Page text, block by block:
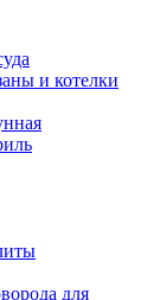
и котелки
для